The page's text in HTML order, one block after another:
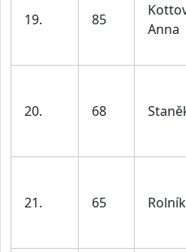
19. 85
Anna
20. 68
21. 65